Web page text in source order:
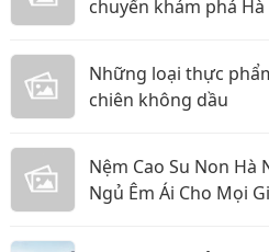
chuyến khám phá Hà
Những loại thực
chiên không dầu
Nệm Cao Su Non Hà
Ngủ Êm Ái Cho Mọi